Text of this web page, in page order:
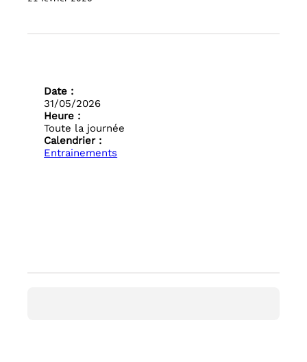
Date :
31/05/2026
Heure :
Toute la journée
Calendrier :
Entrainements